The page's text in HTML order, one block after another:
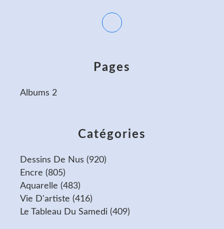
Catégories
Dessins De Nus (920)
Encre (805)
Aquarelle (483)
Vie D'artiste (416)
Le Tableau Du Samedi (409)
Pages
Albums 2